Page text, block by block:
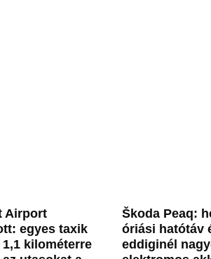
Airport
egyes taxik
kilométerre
Škoda Peaq:
óriási hatótáv
eddiginél